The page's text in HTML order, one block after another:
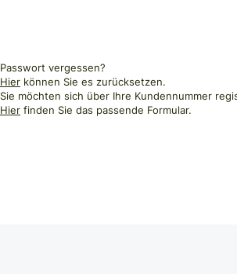
Passwort vergessen?
Hier können Sie es zurücksetzen.
Sie möchten sich über Ihre Kundennummer
Hier finden Sie das passende Formular.